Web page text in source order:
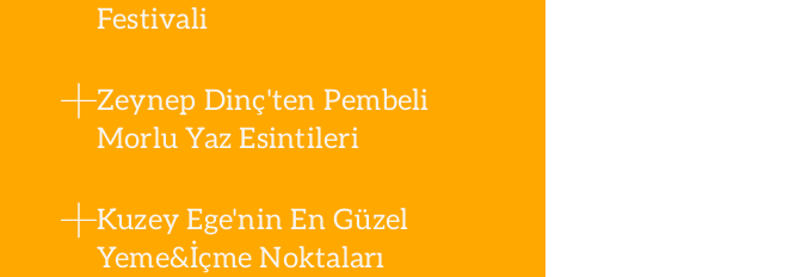
Festivali
Zeynep Dinç'ten Pembeli
Morlu Yaz Esintileri
Kuzey Ege'nin En Güzel
Yeme&İçme Noktaları